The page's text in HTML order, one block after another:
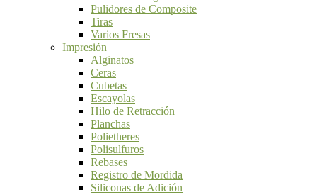
Pulidores de Composite
Tiras
Varios Fresas
Impresión
Alginatos
Ceras
Cubetas
Escayolas
Hilo de Retracción
Planchas
Polietheres
Polisulfuros
Rebases
Registro de Mordida
Siliconas de Adición